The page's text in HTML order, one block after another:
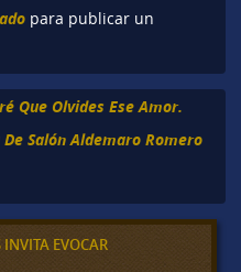
para publicar un
Que Olvides Ese Amor.
Salón Aldemaro Romero
INVITA EVOCAR